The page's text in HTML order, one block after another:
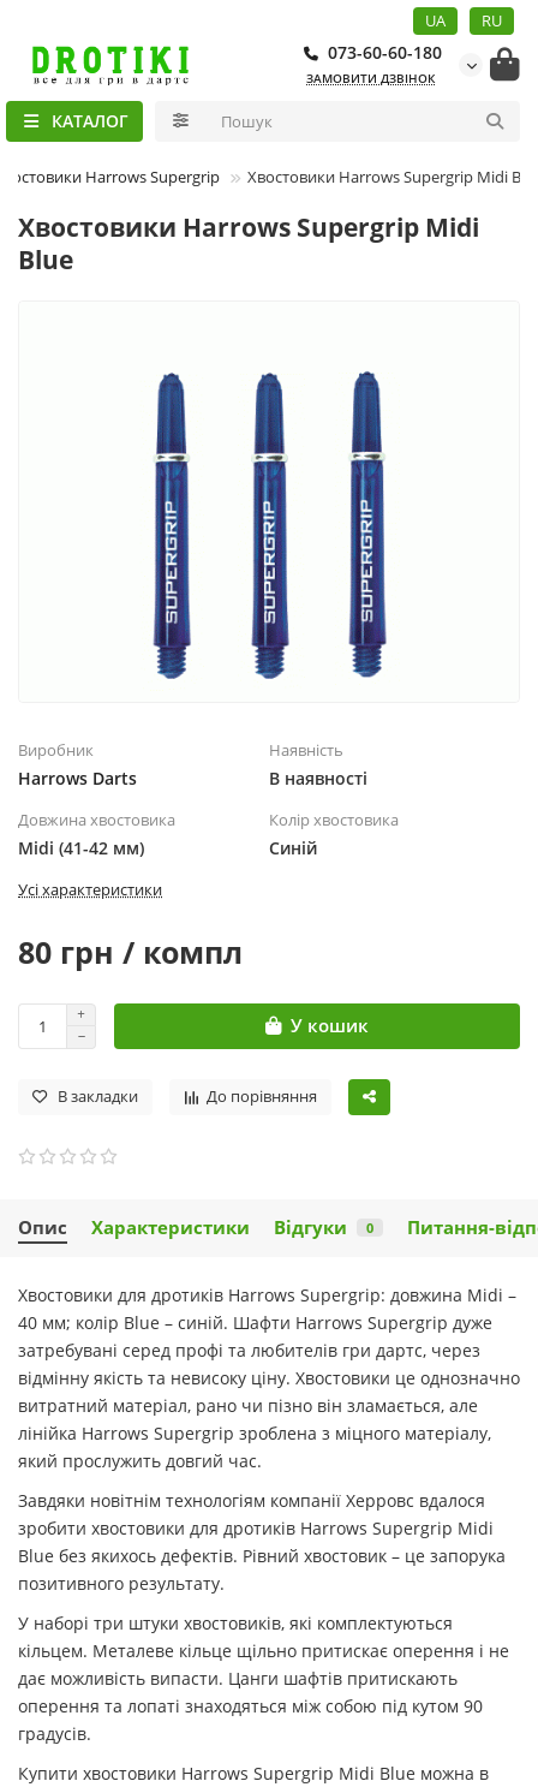
UA RU
073-60-60-180
ЗАМОВИТИ ДЗВІНОК
КАТАЛОГ
Harrows Supergrip Хвостовики Harrows Supergrip Midi
Хвостовики Harrows Supergrip Midi
Blue
Виробник
Harrows Darts
Наявність
В наявності
Довжина хвостовика
Midi (41-42 мм)
Колір хвостовика
Синій
Усі характеристики
80 грн / компл
У кошик
В закладки До порівняння
Опис Характеристики Відгуки 0 Питання-
Хвостовики для дротиків Harrows Supergrip: довжина Midi –
40 мм; колір Blue – синій. Шафти Harrows Supergrip дуже
затребувані серед профі та любителів гри дартс, через
відмінну якість та невисоку ціну. Хвостовики це однозначно
витратний матеріал, рано чи пізно він зламається, але
лінійка Harrows Supergrip зроблена з міцного матеріалу,
який прослужить довгий час.
Завдяки новітнім технологіям компанії Херровс вдалося
зробити хвостовики для дротиків Harrows Supergrip Midi
Blue без якихось дефектів. Рівний хвостовик – це запорука
позитивного результату.
У наборі три штуки хвостовиків, які комплектуються
кільцем. Металеве кільце щільно притискає оперення і не
дає можливість випасти. Цанги шафтів притискають
оперення та лопаті знаходяться між собою під кутом 90
градусів.
Купити хвостовики Harrows Supergrip Midi Blue можна в